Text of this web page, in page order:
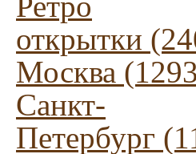
открытки
Москва
Санкт-
Петербург